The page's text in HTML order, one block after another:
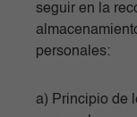
seguir en la
personales:
a) Principio de